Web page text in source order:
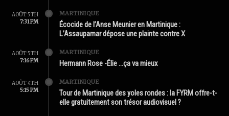
AOÛT 5TH
7:31 PM
MARTINIQUE
Écocide de l’Anse Meunier en Martinique :
L’Assaupamar dépose une plainte contre X
AOÛT 5TH
7:16 PM
MARTINIQUE
Hermann Rose -Élie …ça va mieux
AOÛT 4TH
5:15 PM
MARTINIQUE
Tour de Martinique des yoles rondes : la FYRM offre-t-
elle gratuitement son trésor audiovisuel ?